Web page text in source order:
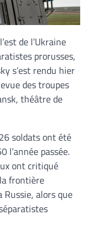
de l’Ukraine
prorusses,
s’est rendu hier
des troupes
théâtre de
soldats ont été
l’année passée.
ont critiqué
frontière
alors que